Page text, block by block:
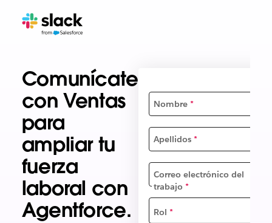
Comunícate
con Ventas
para
ampliar tu
fuerza
laboral con
Agentforce.
Nombre*
Apellidos*
Correo electrónico del
trabajo*
Rol *